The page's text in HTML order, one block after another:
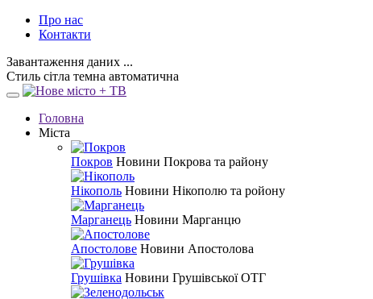
Про нас
Контакти
Завантаження даних ...
Стиль сітла темна автоматична
Головна
Міста
Покров Новини Покрова та району
Нікополь Новини Нікополю та ройону
Марганець Новини Марганцю
Апостолове Новини Апостолова
Грушівка Новини Грушівської ОТГ